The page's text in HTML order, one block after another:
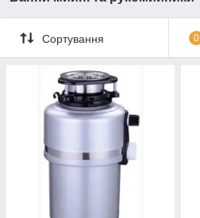
Сортування 0